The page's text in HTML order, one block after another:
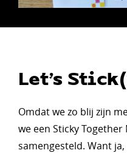
Let’s
Omdat we zo blij zijn
we een Sticky
samengesteld. Want